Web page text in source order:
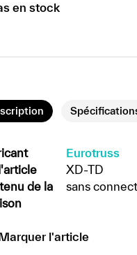
en stock
Eurotruss
XD-TD
de la
sans
l'article